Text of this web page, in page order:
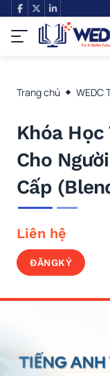
Trang chủ WEDC
Khóa Học
Cho
Cấp
Liên hệ
ĐĂNGKÝ